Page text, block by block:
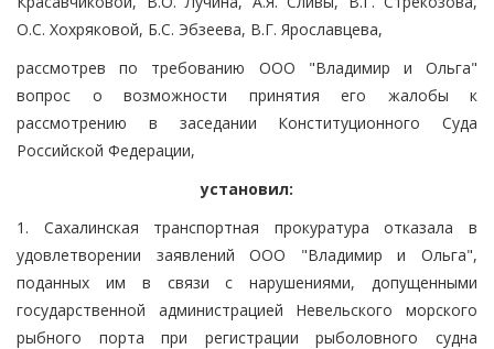
О.С. Хохряковой, Б.С. Эбзеева, В.Г. Ярославцева,
рассмотрев по требованию ООО "Владимир и Ольга"
вопрос о возможности принятия его жалобы к
рассмотрению в заседании Конституционного Суда
Российской Федерации,
установил:
1. Сахалинская транспортная прокуратура отказала в
удовлетворении заявлений ООО "Владимир и Ольга",
поданных им в связи с нарушениями, допущенными
государственной администрацией Невельского морского
рыбного порта при регистрации рыболовного судна